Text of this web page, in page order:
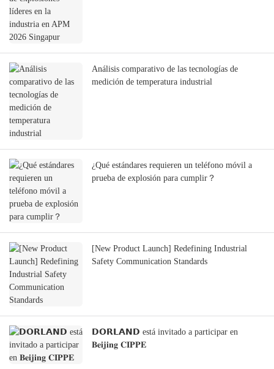
Análisis comparativo de las tecnologías de
medición de temperatura industrial
¿Qué estándares requieren un teléfono móvil a
prueba de explosión para cumplir？
[New Product Launch] Redefining Industrial
Safety Communication Standards
𝗗𝗢𝗥𝗟𝗔𝗡𝗗 está invitado a participar en
𝐁𝐞𝐢𝐣𝐢𝐧𝐠 𝐂𝐈𝐏𝐏𝐄